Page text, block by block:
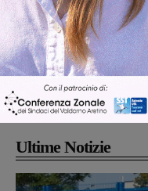
Articolo precedente
Autocisterna di olio combustibile
bloccata sulla strada di Ostina. La
seconda volta in un mese
Ultime Notizie